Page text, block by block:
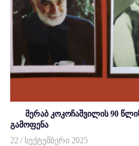
მერაბ კოკოჩაშვილის 90
გამოფენა
22 / სექტემბერი 2025